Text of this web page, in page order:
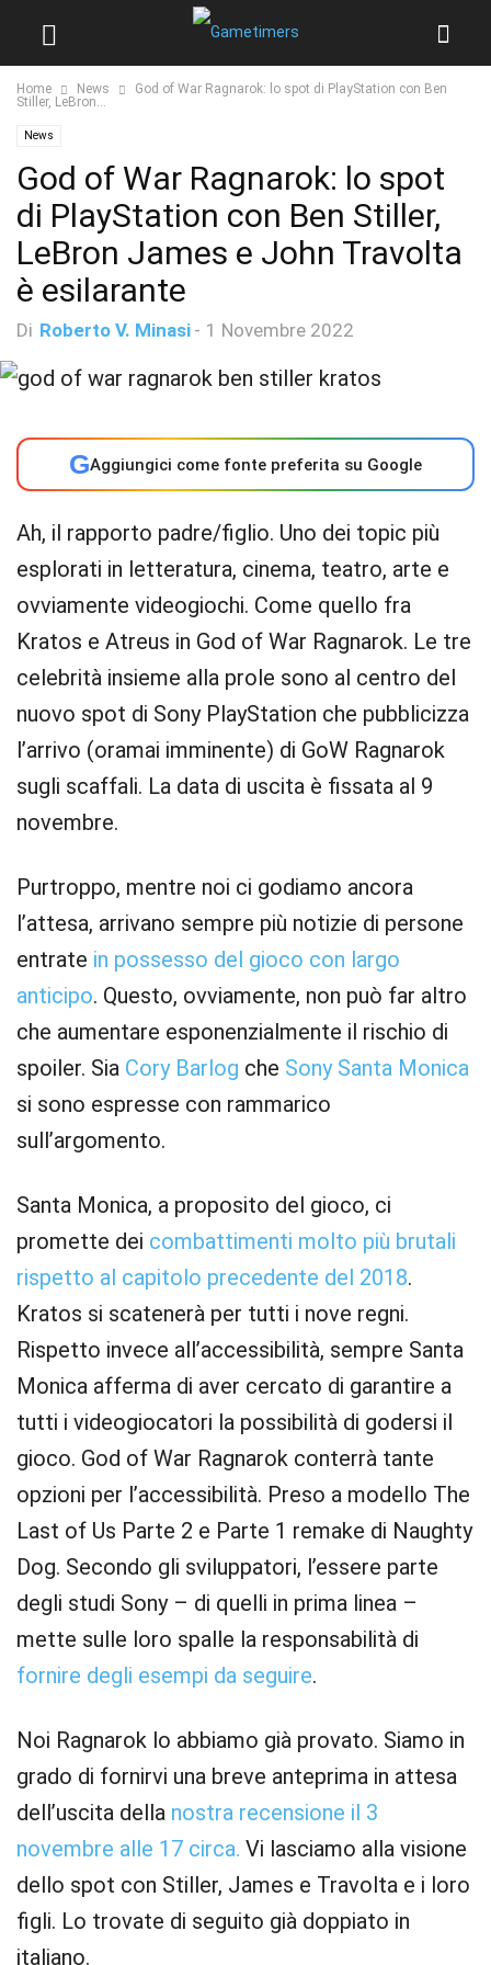
Home News
God of War Ragnarok: lo spot di PlayStation con Ben
Stiller, LeBron...
News
God of War Ragnarok: lo spot
di PlayStation con Ben Stiller,
LeBron James e John Travolta
è esilarante
Di Roberto V. Minasi - 1 Novembre 2022
GAggiungici come fonte preferita su Google
Ah, il rapporto padre/figlio. Uno dei topic più
esplorati in letteratura, cinema, teatro, arte e
ovviamente videogiochi. Come quello fra
Kratos e Atreus in God of War Ragnarok. Le tre
celebrità insieme alla prole sono al centro del
nuovo spot di Sony PlayStation che pubblicizza
l’arrivo (oramai imminente) di GoW Ragnarok
sugli scaffali. La data di uscita è fissata al 9
novembre.
Purtroppo, mentre noi ci godiamo ancora
l’attesa, arrivano sempre più notizie di persone
entrate in possesso del gioco con largo
anticipo. Questo, ovviamente, non può far altro
che aumentare esponenzialmente il rischio di
spoiler. Sia Cory Barlog che Sony Santa Monica
si sono espresse con rammarico
sull’argomento.
Santa Monica, a proposito del gioco, ci
promette dei combattimenti molto più brutali
rispetto al capitolo precedente del 2018.
Kratos si scatenerà per tutti i nove regni.
Rispetto invece all’accessibilità, sempre Santa
Monica afferma di aver cercato di garantire a
tutti i videogiocatori la possibilità di godersi il
gioco. God of War Ragnarok conterrà tante
opzioni per l’accessibilità. Preso a modello The
Last of Us Parte 2 e Parte 1 remake di Naughty
Dog. Secondo gli sviluppatori, l’essere parte
degli studi Sony – di quelli in prima linea –
mette sulle loro spalle la responsabilità di
fornire degli esempi da seguire.
Noi Ragnarok lo abbiamo già provato. Siamo in
grado di fornirvi una breve anteprima in attesa
dell’uscita della nostra recensione il 3
novembre alle 17 circa. Vi lasciamo alla visione
dello spot con Stiller, James e Travolta e i loro
figli. Lo trovate di seguito già doppiato in
italiano.